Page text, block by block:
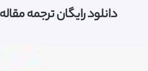
دانلود رایگان ترجمه